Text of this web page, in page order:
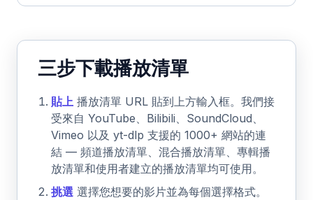
三步下載播放清單
貼上 播放清單 URL 貼到上方輸入框。我們接
受來自 YouTube、Bilibili、SoundCloud、
Vimeo 以及 yt-dlp 支援的 1000+ 網站的連
結 — 頻道播放清單、混合播放清單、專輯播
放清單和使用者建立的播放清單均可使用。
挑選選擇您想要的影片並為每個選擇格式。